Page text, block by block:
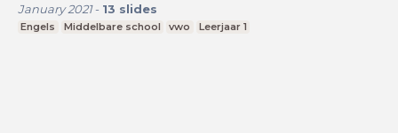
January 2021- 13 slides
Engels Middelbare school vwo Leerjaar 1